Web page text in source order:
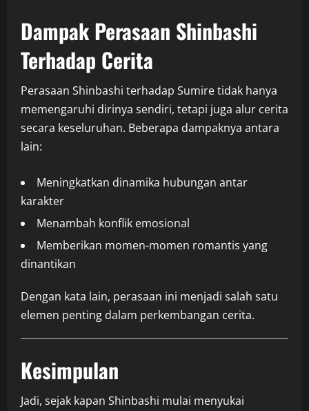
Dampak Perasaan Shinbashi
Terhadap Cerita
Perasaan Shinbashi terhadap Sumire tidak hanya
memengaruhi dirinya sendiri, tetapi juga alur cerita
secara keseluruhan. Beberapa dampaknya antara
lain:
Meningkatkan dinamika hubungan antar
karakter
Menambah konflik emosional
Memberikan momen-momen romantis yang
dinantikan
Dengan kata lain, perasaan ini menjadi salah satu
elemen penting dalam perkembangan cerita.
Kesimpulan
Jadi, sejak kapan Shinbashi mulai menyukai